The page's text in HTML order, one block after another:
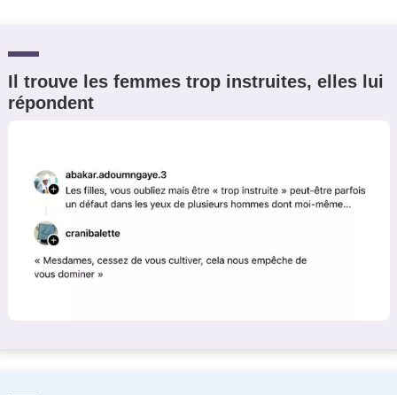
Il trouve les femmes trop instruites, elles lui
répondent